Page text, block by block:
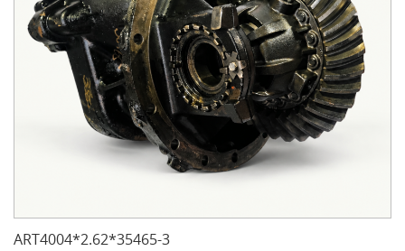
ART4004*2.62*35465-3